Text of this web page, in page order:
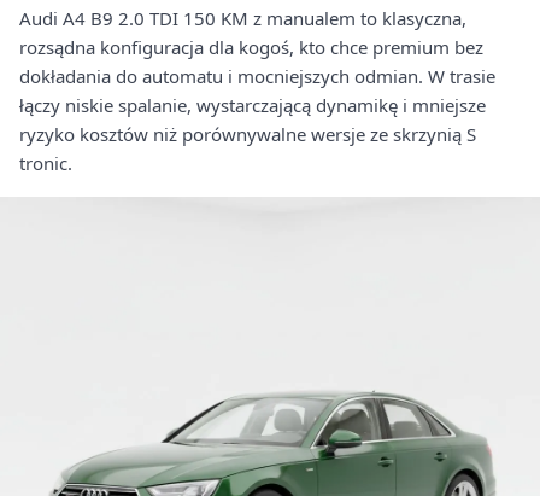
Audi A4 B9 2.0 TDI 150 KM z manualem to klasyczna,
rozsądna konfiguracja dla kogoś, kto chce premium bez
dokładania do automatu i mocniejszych odmian. W trasie
łączy niskie spalanie, wystarczającą dynamikę i mniejsze
ryzyko kosztów niż porównywalne wersje ze skrzynią S
tronic.